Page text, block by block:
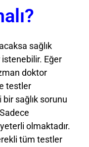
sağlık
Eğer
doktor
testler
sağlık sorunu
olmaktadır.
tüm testler